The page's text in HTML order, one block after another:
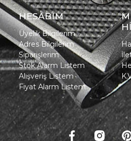
HESABIM
Üyelik Bilgilerim
Adres Bilgilerim
Siparişlerim
Stok Alarm Listem
Alışveriş Listem
Fiyat Alarm Listem